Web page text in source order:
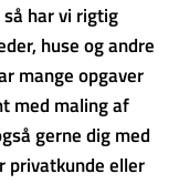
har vi rigtig
huse og andre
mange opgaver
med maling af
gerne dig med
privatkunde eller